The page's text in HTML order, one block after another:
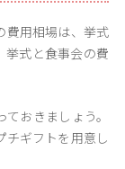
費用相場は、挙式
挙式と食事会の費
おきましょう。
チギフトを用意し